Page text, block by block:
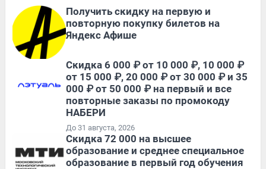
Получить скидку на первую и
повторную покупку билетов на
Яндекс Афише
Скидка 6 000 ₽ от 10 000 ₽, 10 000 ₽
от 15 000 ₽, 20 000 ₽ от 30 000 ₽ и 35
000 ₽ от 50 000 ₽ на первый и все
повторные заказы по промокоду
НАБЕРИ
До 31 августа, 2026
Скидка 72 000 на высшее
образование и среднее специальное
образование в первый год обучения